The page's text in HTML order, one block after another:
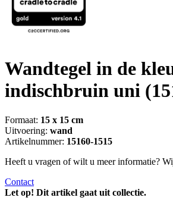
Wandtegel in de
indischbruin uni
Formaat: 15 x 15 cm
Uitvoering: wand
Artikelnummer: 15160-1515
Heeft u vragen of wilt u meer informatie?
Contact
Let op! Dit artikel gaat uit collectie.